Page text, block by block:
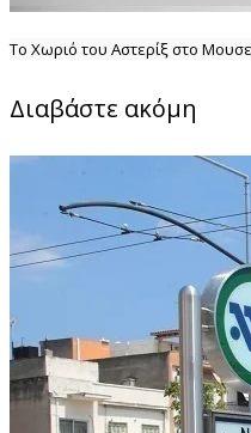
Το Χωριό του Αστερίξ στο
Διαβάστε ακόμη